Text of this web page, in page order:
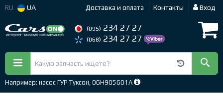
RU UA Доставка и оплата Контакты Вход
(095) 234 27 27
(068) 234 27 27
Например: насос ГУР Туксон, 06H905601A